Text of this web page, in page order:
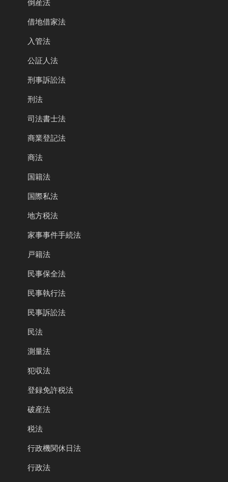
倒産法
借地借家法
入管法
公証人法
刑事訴訟法
刑法
司法書士法
商業登記法
商法
国籍法
国際私法
地方税法
家事事件手続法
戸籍法
民事保全法
民事執行法
民事訴訟法
民法
測量法
犯収法
登録免許税法
破産法
税法
行政機関休日法
行政法